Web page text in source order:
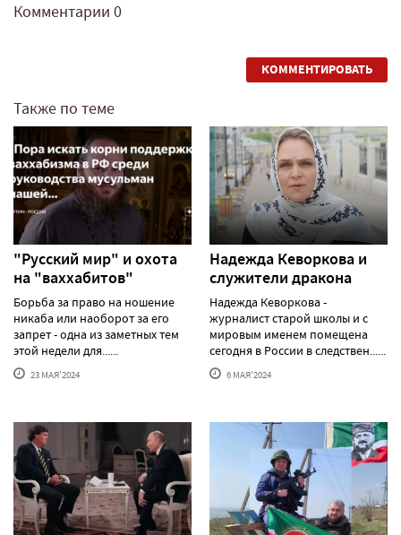
Комментарии 0
КОММЕНТИРОВАТЬ
Также по теме
"Русский мир" и охота
на "ваххабитов"
Борьба за право на ношение
никаба или наоборот за его
запрет - одна из заметных тем
этой недели для......
23 МАЯ'2024
Надежда Кеворкова и
служители дракона
Надежда Кеворкова -
журналист старой школы и с
мировым именем помещена
сегодня в России в следствен......
6 МАЯ'2024